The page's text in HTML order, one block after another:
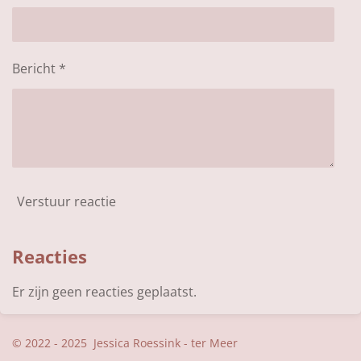
Bericht *
Verstuur reactie
Reacties
Er zijn geen reacties geplaatst.
© 2022 - 2025 Jessica Roessink - ter Meer